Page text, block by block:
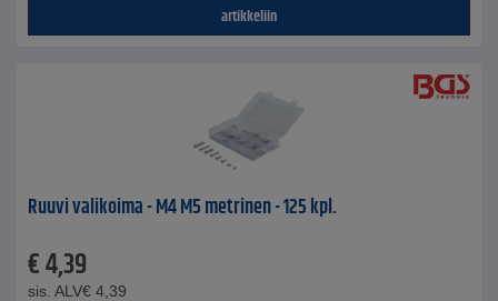
artikkeliin
Ruuvi valikoima - M4 M5 metrinen - 125 kpl.
€4,39
sis. ALV€ 4,39